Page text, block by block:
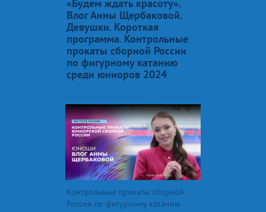
«Будем ждать красоту».
Влог Анны Щербаковой.
Девушки. Короткая
программа. Контрольные
прокаты сборной России
по фигурному катанию
среди юниоров 2024
Контрольные прокаты сборной
России по фигурному катанию